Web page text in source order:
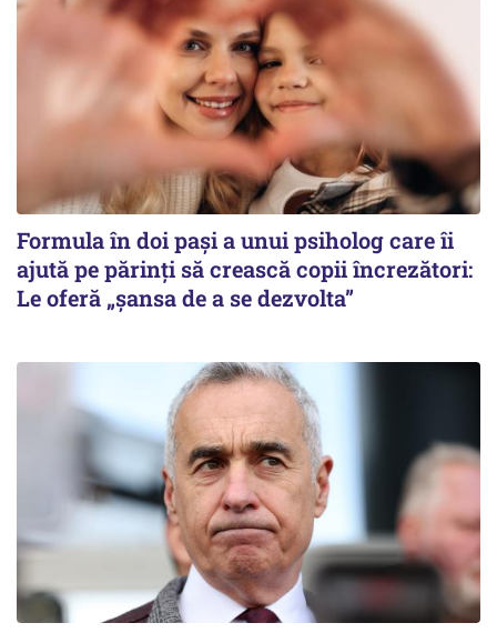
Formula în doi pași a unui psiholog care îi
ajută pe părinți să crească copii încrezători:
Le oferă „șansa de a se dezvolta”